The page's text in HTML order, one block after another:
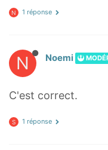
N 1 réponse
N Noemi
C'est correct.
S 1 réponse